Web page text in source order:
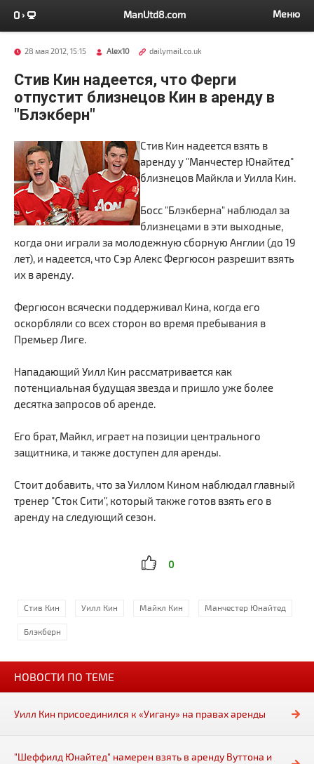
ManUtd8.com Меню
28 мая 2012, 15:15 Alex10 dailymail.co.uk
Стив Кин надеется, что Ферги
отпустит близнецов Кин в аренду в
"Блэкберн"
Стив Кин надеется взять в
аренду у "Манчестер Юнайтед"
близнецов Майкла и Уилла Кин.
Босс "Блэкберна" наблюдал за
близнецами в эти выходные,
когда они играли за молодежную сборную Англии (до 19
лет), и надеется, что Сэр Алекс Фергюсон разрешит взять
их в аренду.
Фергюсон всячески поддерживал Кина, когда его
оскорбляли со всех сторон во время пребывания в
Премьер Лиге.
Нападающий Уилл Кин рассматривается как
потенциальная будущая звезда и пришло уже более
десятка запросов об аренде.
Его брат, Майкл, играет на позиции центрального
защитника, и также доступен для аренды.
Стоит добавить, что за Уиллом Кином наблюдал главный
тренер "Сток Сити", который также готов взять его в
аренду на следующий сезон.
0
Стив Кин Уилл Кин Майкл Кин Манчестер Юнайтед
Блэкберн
НОВОСТИ ПО ТЕМЕ
Уилл Кин присоединился к «Уигану» на правах аренды
"Шеффилд Юнайтед" намерен взять в аренду Вуттона и